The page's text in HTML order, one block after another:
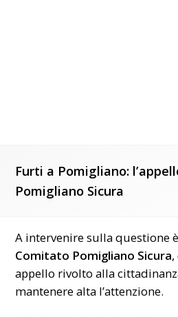
Furti a Pomigliano:
Pomigliano Sicura
A intervenire sulla questione
Comitato Pomigliano Sicura
appello rivolto alla
mantenere alta l’attenzione.